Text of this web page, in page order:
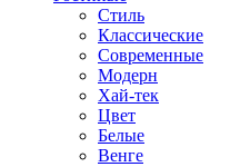
Стиль
Классические
Современные
Модерн
Хай-тек
Цвет
Белые
Венге